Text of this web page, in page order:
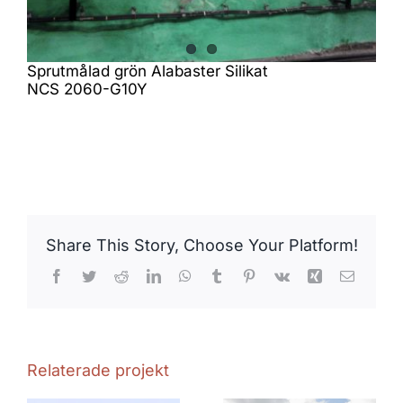
Sprutmålad grön Alabaster Silikat
NCS 2060-G10Y
Share This Story, Choose Your Platform!
Facebook
TwitterRedditLinkedInWhatsApp
TumblrPinterest
Vk Xing E-
Relaterade projekt